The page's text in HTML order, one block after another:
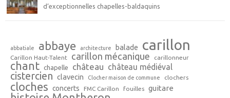
d’exceptionnelles chapelles-baldaquins
abbatiale abbaye architecture balade carillon
Carillon Haut-Talent carillon mécanique carillonneur
chant chapelle château château médiéval
cistercien clavecin Clocher maison de commune clochers
cloches concerts FMC Carillon fouilles guitare